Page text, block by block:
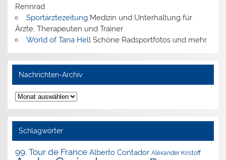
Rennrad
SportärztezeitungMedizin und Unterhaltung für
Ärzte, Therapeuten und Trainer
World of Tana HellSchöne Radsportfotos und mehr
Nachrichten-Archiv
Nachrichten-
Archiv
Schlagwörter
99. Tour de France Alberto Contador Alexander Kristoff